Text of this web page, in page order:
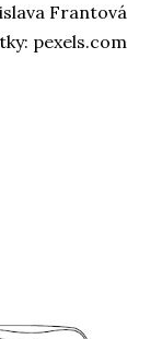
Frantová
pexels.com